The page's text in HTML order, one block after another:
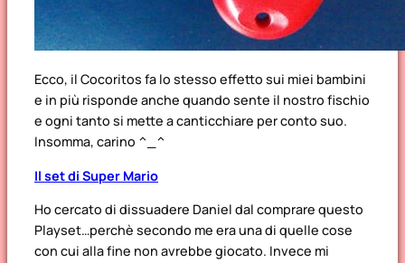
Ecco, il Cocoritos fa lo stesso effetto sui miei bambini
e in più risponde anche quando sente il nostro fischio
e ogni tanto si mette a canticchiare per conto suo.
Insomma, carino ^_^
Il set di Super Mario
Ho cercato di dissuadere Daniel dal comprare questo
Playset…perchè secondo me era una di quelle cose
con cui alla fine non avrebbe giocato. Invece mi